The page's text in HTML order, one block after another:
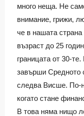
много неща. Не
внимание, грижи,
че в нашата
възраст до 25
границата от 30-
завърши Средното
следва Висше. По-
когато стане
В това няма нищо